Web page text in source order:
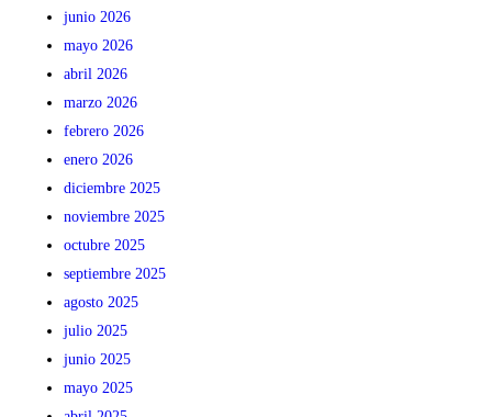
junio 2026
mayo 2026
abril 2026
marzo 2026
febrero 2026
enero 2026
diciembre 2025
noviembre 2025
octubre 2025
septiembre 2025
agosto 2025
julio 2025
junio 2025
mayo 2025